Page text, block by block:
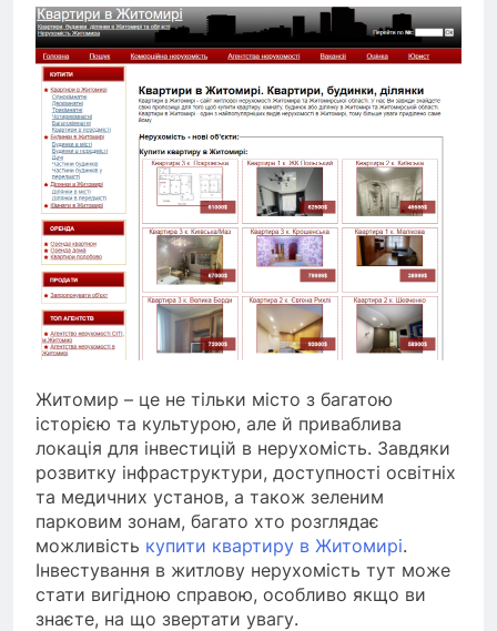
Житомир – це не тільки місто з багатою
історією та культурою, але й приваблива
локація для інвестицій в нерухомість. Завдяки
розвитку інфраструктури, доступності освітніх
та медичних установ, а також зеленим
парковим зонам, багато хто розглядає
можливість купити квартиру в Житомирі.
Інвестування в житлову нерухомість тут може
стати вигідною справою, особливо якщо ви
знаєте, на що звертати увагу.